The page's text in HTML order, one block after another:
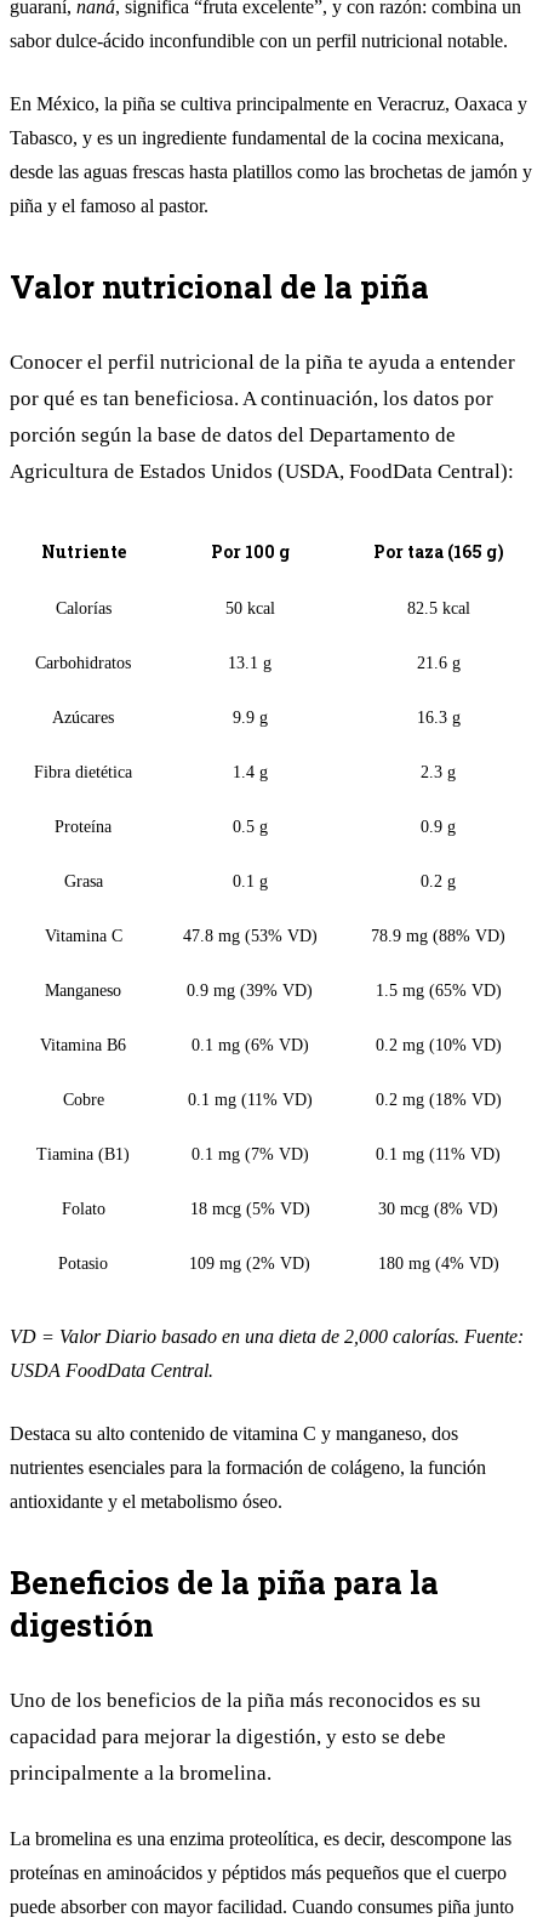
guaraní, naná, significa “fruta excelente”, y con razón: combina un
sabor dulce-ácido inconfundible con un perfil nutricional notable.
En México, la piña se cultiva principalmente en Veracruz, Oaxaca y
Tabasco, y es un ingrediente fundamental de la cocina mexicana,
desde las aguas frescas hasta platillos como las brochetas de jamón y
piña y el famoso al pastor.
Valor nutricional de la piña
Conocer el perfil nutricional de la piña te ayuda a entender
por qué es tan beneficiosa. A continuación, los datos por
porción según la base de datos del Departamento de
Agricultura de Estados Unidos (USDA, FoodData Central):
Nutriente Por 100 g Por taza (165 g)
Calorías 50 kcal 82.5 kcal
Carbohidratos 13.1 g 21.6 g
Azúcares 9.9 g 16.3 g
Fibra dietética 1.4 g 2.3 g
Proteína 0.5 g 0.9 g
Grasa 0.1 g 0.2 g
Vitamina C 47.8 mg (53% VD) 78.9 mg (88% VD)
Manganeso 0.9 mg (39% VD) 1.5 mg (65% VD)
Vitamina B6 0.1 mg (6% VD) 0.2 mg (10% VD)
Cobre 0.1 mg (11% VD) 0.2 mg (18% VD)
Tiamina (B1) 0.1 mg (7% VD) 0.1 mg (11% VD)
Folato 18 mcg (5% VD) 30 mcg (8% VD)
Potasio 109 mg (2% VD) 180 mg (4% VD)
VD = Valor Diario basado en una dieta de 2,000 calorías. Fuente:
USDA FoodData Central.
Destaca su alto contenido de vitamina C y manganeso, dos
nutrientes esenciales para la formación de colágeno, la función
antioxidante y el metabolismo óseo.
Beneficios de la piña para la
digestión
Uno de los beneficios de la piña más reconocidos es su
capacidad para mejorar la digestión, y esto se debe
principalmente a la bromelina.
La bromelina es una enzima proteolítica, es decir, descompone las
proteínas en aminoácidos y péptidos más pequeños que el cuerpo
puede absorber con mayor facilidad. Cuando consumes piña junto